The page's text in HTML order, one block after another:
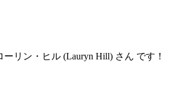
リン・ヒル (Lauryn Hill) さん です！